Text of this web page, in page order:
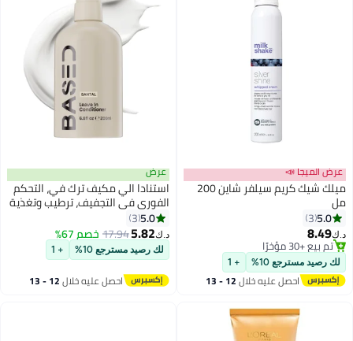
عرض الميجا 📣
ميلك شيك كريم سيلفر شاين 200
مل
5.0
3
د.ك‏8.49
تم بيع +30 مؤخرًا
تم بيع +30 مؤخرًا
لك رصيد مسترجع 10% + 1
احصل عليه خلال 12 - 13
عرض
استنادا الي مكيف ترك في، التحكم
الفوري في التجفيف، ترطيب وتغذية
الشعر، مكيف ترك في ممتاز للرجال،
شعر صحي خالي من التجفيف في
دقائق (حزمة 6.8 فلتر أوز من 1)
5.0
3
د.ك‏5.82
17.94خصم 67%
لك رصيد مسترجع 10% + 1
احصل عليه خلال 12 - 13